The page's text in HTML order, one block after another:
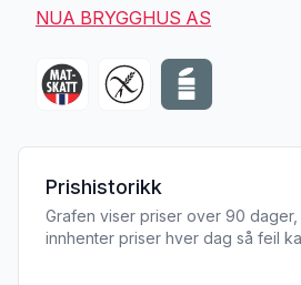
NUA BRYGGHUS AS
Prishistorikk
Grafen viser priser over 90
innhenter priser hver dag så feil